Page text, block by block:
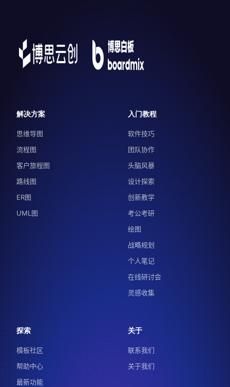
解决方案
思维导图
流程图
客户旅程图
路线图
ER图
UML图
入门教程
软件技巧
团队协作
头脑风暴
设计探索
创新教学
考公考研
绘图
战略规划
个人笔记
在线研讨会
灵感收集
探索
模板社区
帮助中心
最新功能
关于
联系我们
关于我们